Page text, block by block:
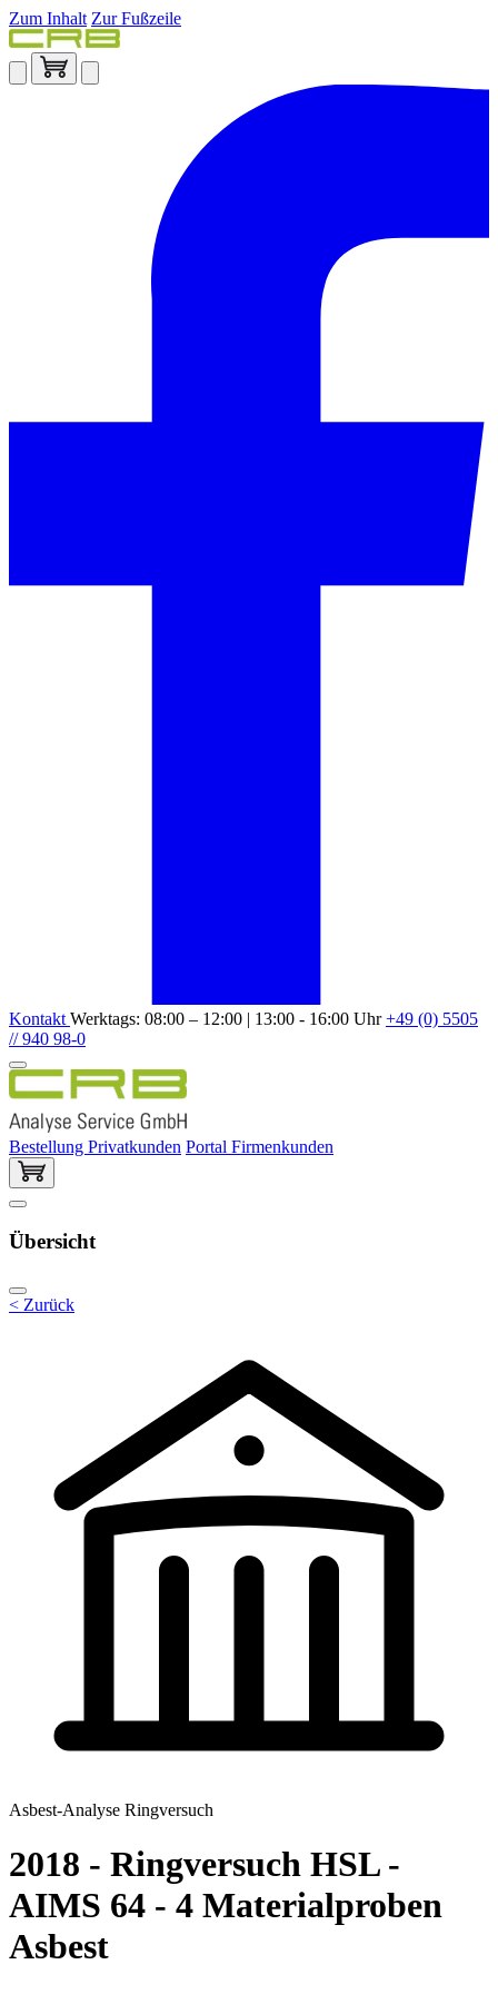
Zum Inhalt Zur Fußzeile
Kontakt Werktags: 08:00 – 12:00 | 13:00 - 16:00 Uhr+49 (0) 5505
// 940 98-0
Bestellung Privatkunden Portal Firmenkunden
Übersicht
< Zurück
Asbest-Analyse Ringversuch
2018 - Ringversuch HSL -
AIMS 64 - 4 Materialproben
Asbest